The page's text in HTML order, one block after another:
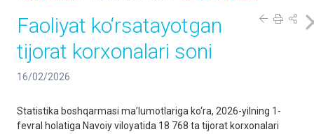
Faoliyat ko‘rsatayotgan
tijorat korxonalari soni
16/02/2026
Statistika boshqarmasi ma’lumotlariga ko‘ra, 2026-yilning 1-
fevral holatiga Navoiy viloyatida 18 768 ta tijorat korxonalari